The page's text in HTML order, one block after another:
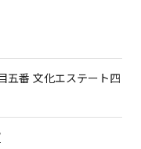
五番 文化エステート四